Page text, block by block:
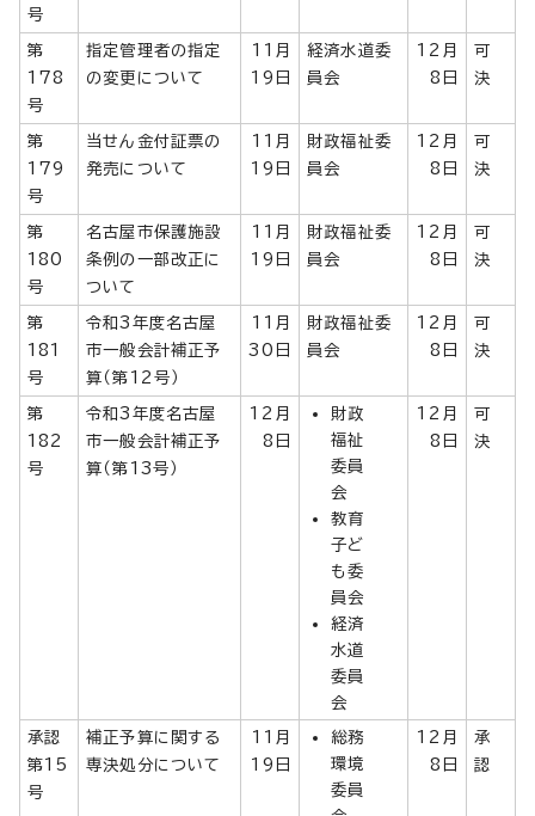
号
第
178
号
指定管理者の指定
の変更について
11月
19日
経済水道委
員会
12月
8日
可
決
第
179
号
当せん金付証票の
発売について
11月
19日
財政福祉委
員会
12月
8日
可
決
第
180
号
名古屋市保護施設
条例の一部改正に
ついて
11月
19日
財政福祉委
員会
12月
8日
可
決
第
181
号
令和3年度名古屋
市一般会計補正予
算（第12号）
11月
30日
財政福祉委
員会
12月
8日
可
決
第
182
号
令和3年度名古屋
市一般会計補正予
算（第13号）
12月
8日
財政
福祉
委員
会
教育
子ど
も委
員会
経済
水道
委員
会
12月
8日
可
決
承認
第15
号
補正予算に関する
専決処分について
11月
19日
総務
環境
委員
12月
8日
承
認